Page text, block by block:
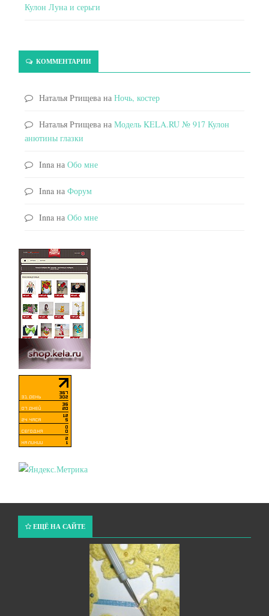
Кулон Луна и серьги
КОММЕНТАРИИ
Наталья Ртищева на Ночь, костер
Наталья Ртищева на Модель KELA.RU № 917 Кулон
анютины глазки
Inna на Обо мне
Inna на Форум
Inna на Обо мне
ЕЩЁ НА САЙТЕ